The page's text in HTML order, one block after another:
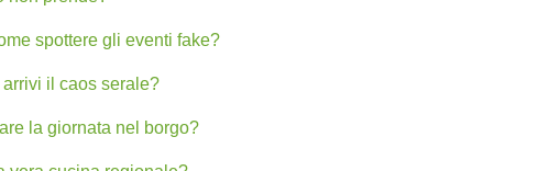
spottere gli eventi fake?
il caos serale?
la giornata nel borgo?